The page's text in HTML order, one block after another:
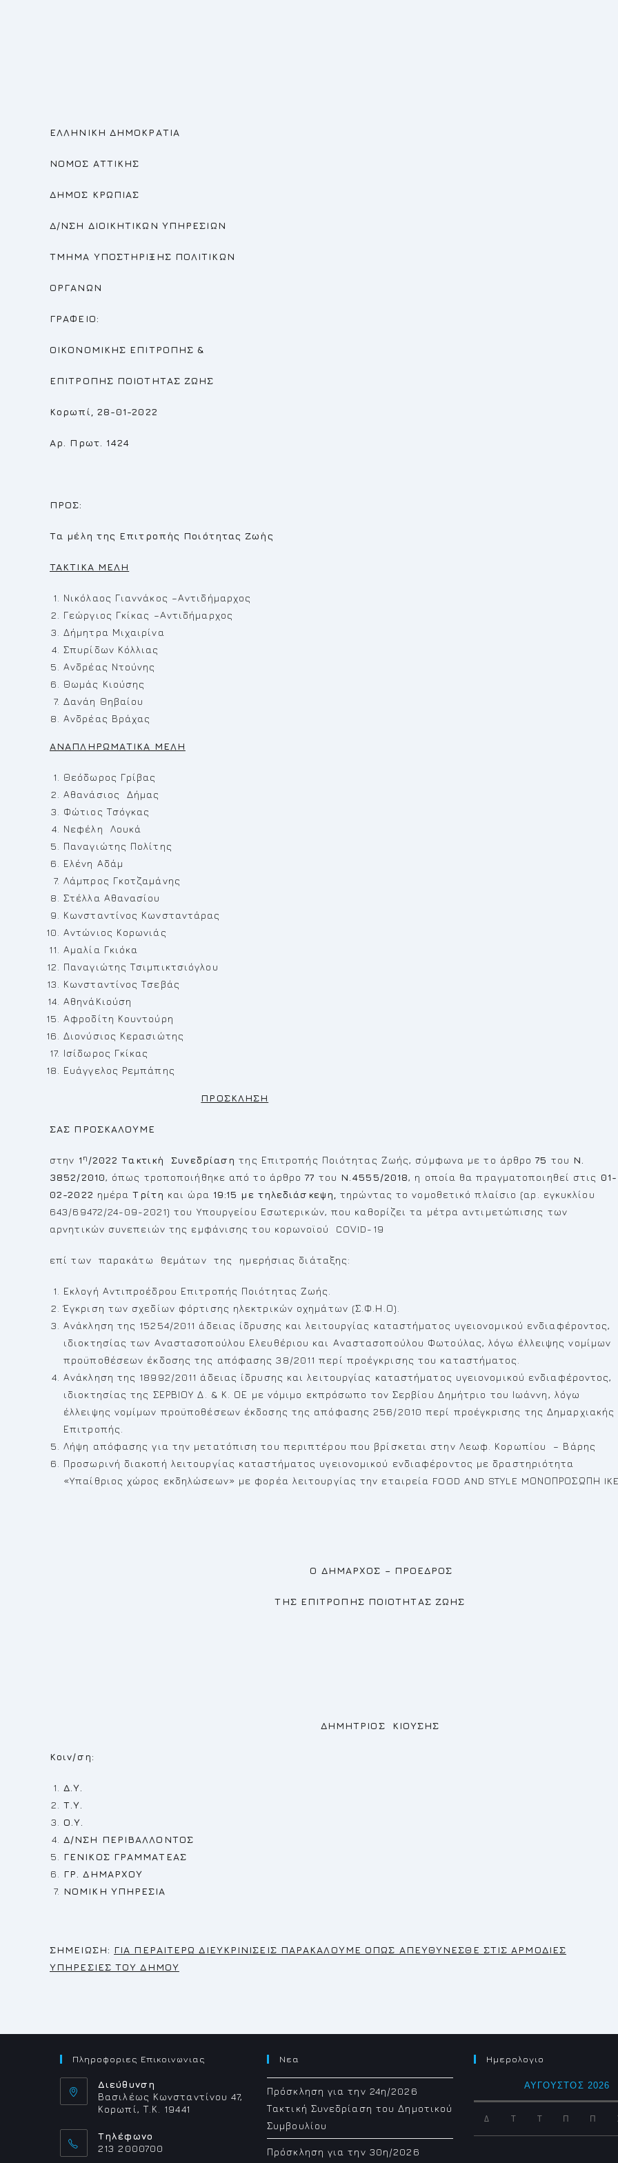
ΕΛΛΗΝΙΚΗ ΔΗΜΟΚΡΑΤΙΑ
ΝΟΜΟΣ ΑΤΤΙΚΗΣ
ΔΗΜΟΣ ΚΡΩΠΙΑΣ
Δ/ΝΣΗ ΔΙΟΙΚΗΤΙΚΩΝ ΥΠΗΡΕΣΙΩΝ
ΤΜΗΜΑ ΥΠΟΣΤΗΡΙΞΗΣ ΠΟΛΙΤΙΚΩΝ
ΟΡΓΑΝΩΝ
ΓΡΑΦΕΙΟ:
ΟΙΚΟΝΟΜΙΚΗΣ ΕΠΙΤΡΟΠΗΣ &
ΕΠΙΤΡΟΠΗΣ ΠΟΙΟΤΗΤΑΣ ΖΩΗΣ
Κορωπί, 28-01-2022
Αρ. Πρωτ. 1424
ΠΡΟΣ:
Τα μέλη της Επιτροπής Ποιότητας Ζωής
TAKTIKA MEΛH
Νικόλαος Γιαννάκος –Αντιδήμαρχος
Γεώργιος Γκίκας –Αντιδήμαρχος
Δήμητρα Μιχαιρίνα
Σπυρίδων Κόλλιας
Ανδρέας Ντούνης
Θωμάς Κιούσης
Δανάη Θηβαίου
Ανδρέας Βράχας
ΑΝΑΠΛΗΡΩΜΑΤΙΚΑ ΜΕΛΗ
Θεόδωρος Γρίβας
Αθανάσιος Δήμας
Φώτιος Τσόγκας
Νεφέλη Λουκά
Παναγιώτης Πολίτης
Ελένη Αδάμ
Λάμπρος Γκοτζαμάνης
Στέλλα Αθανασίου
Κωνσταντίνος Κωνσταντάρας
Αντώνιος Κορωνιάς
Αμαλία Γκιόκα
Παναγιώτης Τσιμπικτσιόγλου
Κωνσταντίνος Τσεβάς
ΑθηνάΚιούση
Αφροδίτη Κουντούρη
Διονύσιος Κερασιώτης
Ισίδωρος Γκίκας
Ευάγγελος Ρεμπάπης
ΠΡΟΣΚΛΗΣΗ
ΣΑΣ ΠΡΟΣΚΑΛΟΥΜΕ
στην 1 η /2022 Τακτική Συνεδρίαση της Επιτροπής Ποιότητας Ζωής, σύμφωνα με το άρθρο75 του Ν.
3852/2010, όπως τροποποιήθηκε από το άρθρο77 του Ν.4555/2018, η οποία θα πραγματοποιηθεί στις 01-
02-2022 ημέραΤρίτη και ώρα 19:15 με τηλεδιάσκεψη,
τηρώντας το νομοθετικό πλαίσιο (αρ. εγκυκλίου
643/69472/24-09-2021) του Υπουργείου Εσωτερικών, που καθορίζει τα μέτρα αντιμετώπισης των
αρνητικών συνεπειών της εμφάνισης του κορωνοϊού COVID-19
επί των παρακάτω θεμάτων της ημερήσιας διάταξης:
Εκλογή Αντιπροέδρου Επιτροπής Ποιότητας Ζωής.
Έγκριση των σχεδίων φόρτισης ηλεκτρικών οχημάτων (Σ.Φ.Η.Ο).
Ανάκληση της 15254/2011 άδειας ίδρυσης και λειτουργίας καταστήματος υγειονομικού ενδιαφέροντος,
ιδιοκτησίας των Αναστασοπούλου Ελευθέριου και Αναστασοπούλου Φωτούλας, λόγω έλλειψης νομίμων
προϋποθέσεων έκδοσης της απόφασης 38/2011 περί προέγκρισης του καταστήματος.
Ανάκληση της 18992/2011 άδειας ίδρυσης και λειτουργίας καταστήματος υγειονομικού ενδιαφέροντος,
ιδιοκτησίας της ΣΕΡΒΙΟΥ Δ. & Κ. ΟΕ με νόμιμο εκπρόσωπο τον Σερβίου Δημήτριο του Ιωάννη, λόγω
έλλειψης νομίμων προϋποθέσεων έκδοσης της απόφασης 256/2010 περί προέγκρισης της Δημαρχιακής
Επιτροπής.
Λήψη απόφασης για την μετατόπιση του περιπτέρου που βρίσκεται στην Λεωφ. Κορωπίου – Βάρης
Προσωρινή διακοπή λειτουργίας καταστήματος υγειονομικού ενδιαφέροντος με δραστηριότητα
«Υπαίθριος χώρος εκδηλώσεων» με φορέα λειτουργίας την εταιρεία FOOD AND STYLE MΟΝΟΠΡΟΣΩΠΗ
Ο ΔΗΜΑΡΧΟΣ – ΠΡΟΕΔΡΟΣ
ΤΗΣ ΕΠΙΤΡΟΠΗΣ ΠΟΙΟΤΗΤΑΣ ΖΩΗΣ
ΔΗΜΗΤΡΙΟΣ ΚΙΟΥΣΗΣ
Κοιν/ση:
Δ.Υ.
Τ.Υ.
Ο.Υ.
Δ/ΝΣΗ ΠΕΡΙΒΑΛΛΟΝΤΟΣ
ΓΕΝΙΚΟΣ ΓΡΑΜΜΑΤΕΑΣ
ΓΡ. ΔΗΜΑΡΧΟΥ
ΝΟΜΙΚΗ ΥΠΗΡΕΣΙΑ
ΣΗΜΕΙΩΣΗ: ΓΙΑ ΠΕΡΑΙΤΕΡΩ ΔΙΕΥΚΡΙΝΙΣΕΙΣ ΠΑΡΑΚΑΛΟΥΜΕ ΟΠΩΣ ΑΠΕΥΘΥΝΕΣΘΕ ΣΤΙΣ ΑΡΜΟΔΙΕΣ
ΥΠΗΡΕΣΙΕΣ ΤΟΥ ΔΗΜΟΥ
Πληροφοριες Επικοινωνιας
Διεύθυνση
Βασιλέως Κωνσταντίνου 47,
Κορωπί, Τ.Κ. 19441
Τηλέφωνο
213 2000700
Νεα
Πρόσκληση για την 24η/2026
Τακτική Συνεδρίαση του Δημοτικού
Συμβουλίου
Πρόσκληση για την 30η/2026
Ημερολογιο
ΑΎΓΟΥΣΤΟΣ 2026
Δ Τ Τ Π Π